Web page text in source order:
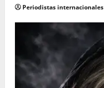
Periodistas internacionales